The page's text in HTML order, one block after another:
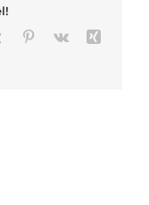
Tumblr Pinterest
Vk